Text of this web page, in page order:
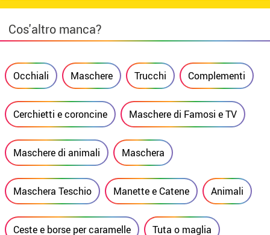
Cos'altro manca?
Occhiali Maschere Trucchi Complementi
Cerchietti e coroncine Maschere di Famosi e TV
Maschere di animali Maschera
Maschera Teschio Manette e Catene Animali
Ceste e borse per caramelle Tuta o maglia